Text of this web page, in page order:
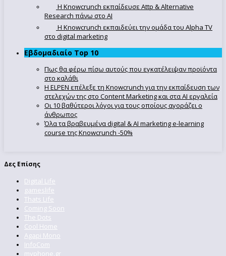
Η Knowcrunch εκπαίδευσε Attp & Alternative
Research πάνω στο ΑΙ
Η Knowcrunch εκπαιδεύει την ομάδα του Alpha TV
στο digital marketing
Εβδομαδιαίο Top 10
Πως θα φέρω πίσω αυτούς που εγκατέλειψαν προϊόντα
στο καλάθι
Η ELPEN επέλεξε τη Knowcrunch για την εκπαίδευση των
στελεχών της στο Content Marketing και στα AI εργαλεία
Οι 10 βαθύτεροι λόγοι για τους οποίους αγοράζει ο
άνθρωπος
Όλα τα βραβευμένα digital & AI marketing e-learning
course της Knowcrunch -50%
Δες Επίσης
Digital Life
gameslife
Thats Life
Coming Soon
The Dots
Cool Home
Agapi Mono
InfoCom
myphone.gr